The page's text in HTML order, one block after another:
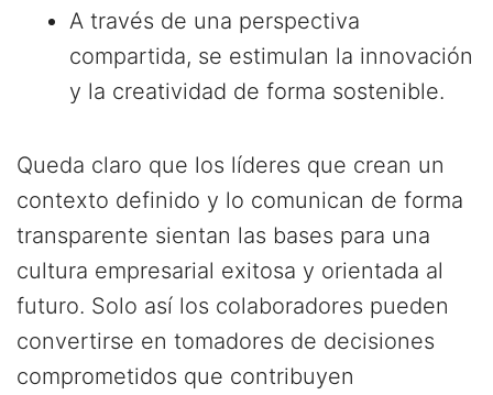
A través de una perspectiva
compartida, se estimulan la innovación
y la creatividad de forma sostenible.
Queda claro que los líderes que crean un
contexto definido y lo comunican de forma
transparente sientan las bases para una
cultura empresarial exitosa y orientada al
futuro. Solo así los colaboradores pueden
convertirse en tomadores de decisiones
comprometidos que contribuyen